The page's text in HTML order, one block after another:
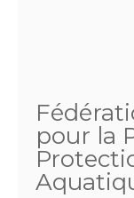
pour la